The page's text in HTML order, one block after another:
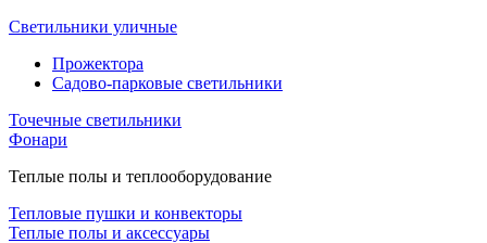
Светильники уличные
Прожектора
Садово-парковые светильники
Точечные светильники
Фонари
Теплые полы и теплооборудование
Тепловые пушки и конвекторы
Теплые полы и аксессуары